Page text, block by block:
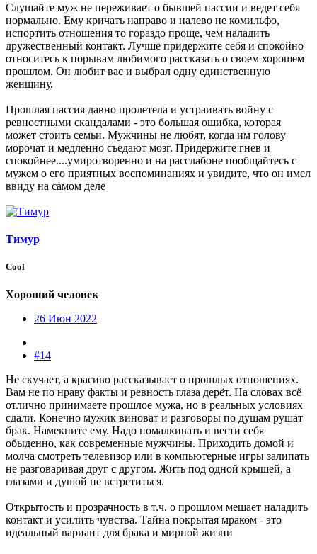
Слушайте муж не переживает о бывшей пассии и ведет себя
нормально. Ему кричать направо и налево не комильфо,
испортить отношения то гораздо проще, чем наладить
дружественный контакт. Лучше придержите себя и спокойно
относитесь к порывам любимого рассказать о своем хорошем
прошлом. Он любит вас и выбрал одну единственную
женщину.
Прошлая пассия давно пролетела и устраивать войну с
ревностными скандалами - это большая ошибка, которая
может стоить семьи. Мужчины не любят, когда им голову
морочат и медленно съедают мозг. Придержите гнев и
спокойнее....умиротворенно и на расслабоне пообщайтесь с
мужем о его приятных воспоминаниях и увидите, что он имел
ввиду на самом деле
Тимур
Cool
Хороший человек
26 Июн 2022
#14
Не скучает, а красиво рассказывает о прошлых отношениях.
Вам не по нраву факты и ревность глаза дерёт. На словах всё
отлично принимаете прошлое мужа, но в реальных условиях
сдали. Конечно мужик виноват и разговоры по душам рушат
брак. Намекните ему. Надо помалкивать и вести себя
обыденно, как современные мужчины. Приходить домой и
молча смотреть телевизор или в компьютерные игры залипать
не разговаривая друг с другом. Жить под одной крышей, а
глазами и душой не встретиться.
Открытость и прозрачность в т.ч. о прошлом мешает наладить
контакт и усилить чувства. Тайна покрытая мраком - это
идеальный вариант для брака и мирной жизни